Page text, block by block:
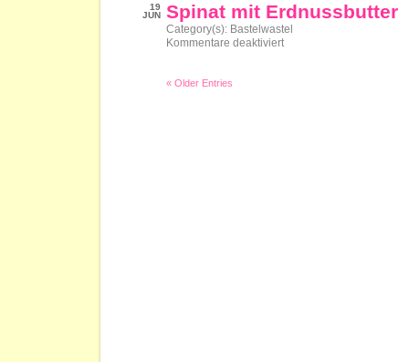
19
JUN Spinat mit Erdnussbutter
Category(s): Bastelwastel
Kommentare deaktiviertfür
« Older Entries